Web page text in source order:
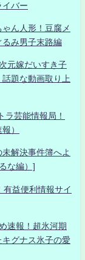
イバー
ん人形！豆腐メ
るみ男子末路編
元嫁だいすき子
題な動画取り上
ラ芸能情報局！
）
解決事件簿へよ
な編）]
益便利情報サイ
速報！超氷河期
グナス氷子の愛